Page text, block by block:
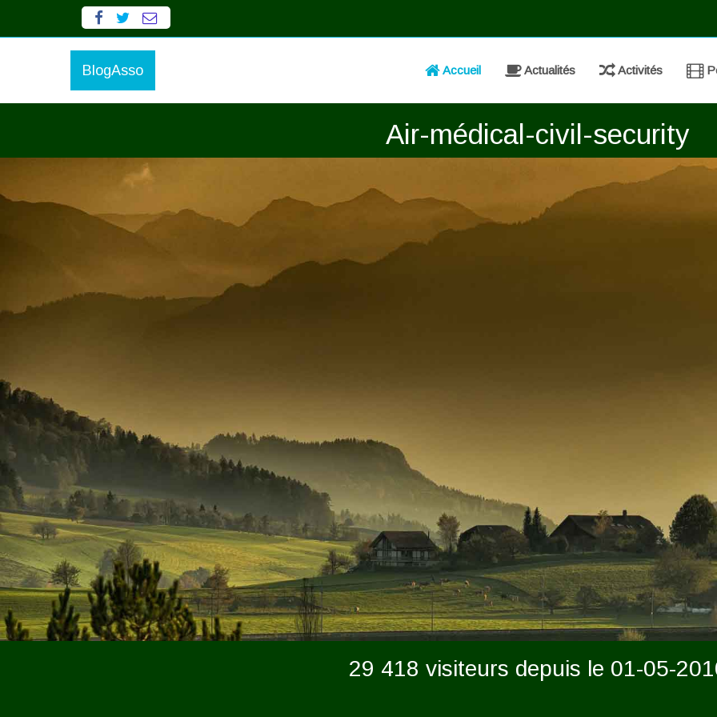
BlogAsso Accueil Actualités Activités
Air-médical-civil-security
29 418 visiteurs depuis le 01-05-